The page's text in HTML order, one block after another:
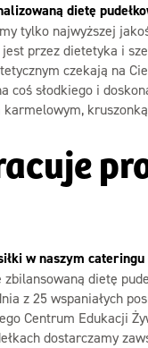
dietę
tylko najwyższej
przez dietetyka i
czekają na
coś słodkiego i
w naszym
dietę
z 25 wspaniałych
Centrum Edukacji
dostarczamy